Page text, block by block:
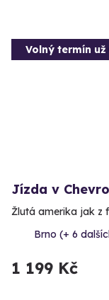
Volný termín už
Jízda v
Žlutá amerika jak z
Brno (+ 6
1 199 Kč